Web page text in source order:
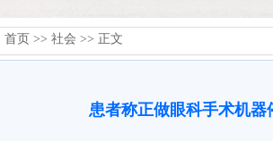
首页 >> 社会 >> 正文
患者称正做眼科手术机